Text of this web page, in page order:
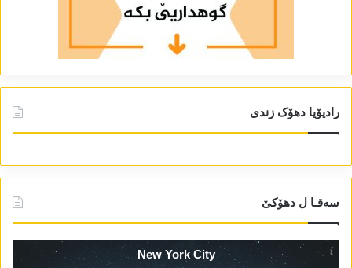
رادیۆیا دھۆک زندی
سەقـا ل دھۆکێ
New York City